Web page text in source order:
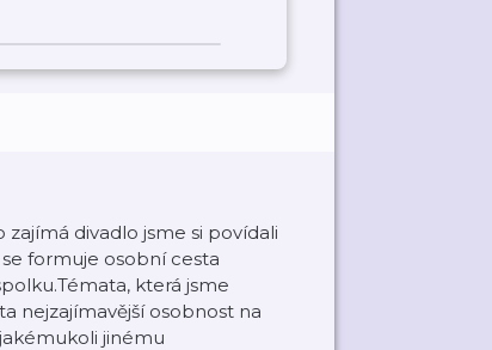
divadlo jsme si povídali
formuje osobní cesta
která jsme
nejzajímavější osobnost na
jinému